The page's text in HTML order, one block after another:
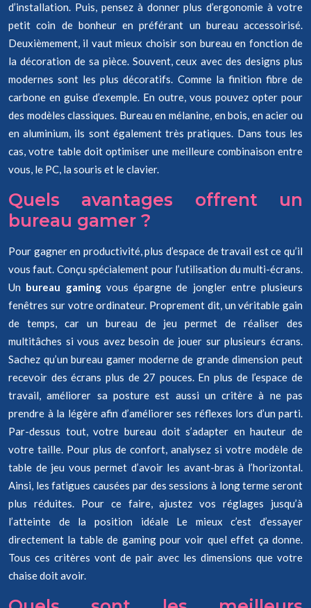
d’installation. Puis, pensez à donner plus d’ergonomie à votre
petit coin de bonheur en préférant un bureau accessoirisé.
Deuxièmement, il vaut mieux choisir son bureau en fonction de
la décoration de sa pièce. Souvent, ceux avec des designs plus
modernes sont les plus décoratifs. Comme la finition fibre de
carbone en guise d’exemple. En outre, vous pouvez opter pour
des modèles classiques. Bureau en mélanine, en bois, en acier ou
en aluminium, ils sont également très pratiques. Dans tous les
cas, votre table doit optimiser une meilleure combinaison entre
vous, le PC, la souris et le clavier.
Quels avantages offrent un
bureau gamer ?
Pour gagner en productivité, plus d’espace de travail est ce qu’il
vous faut. Conçu spécialement pour l’utilisation du multi-écrans.
Un bureau gaming vous épargne de jongler entre plusieurs
fenêtres sur votre ordinateur. Proprement dit, un véritable gain
de temps, car un bureau de jeu permet de réaliser des
multitâches si vous avez besoin de jouer sur plusieurs écrans.
Sachez qu’un bureau gamer moderne de grande dimension peut
recevoir des écrans plus de 27 pouces. En plus de l’espace de
travail, améliorer sa posture est aussi un critère à ne pas
prendre à la légère afin d’améliorer ses réflexes lors d’un parti.
Par-dessus tout, votre bureau doit s’adapter en hauteur de
votre taille. Pour plus de confort, analysez si votre modèle de
table de jeu vous permet d’avoir les avant-bras à l’horizontal.
Ainsi, les fatigues causées par des sessions à long terme seront
plus réduites. Pour ce faire, ajustez vos réglages jusqu’à
l’atteinte de la position idéale Le mieux c’est d’essayer
directement la table de gaming pour voir quel effet ça donne.
Tous ces critères vont de pair avec les dimensions que votre
chaise doit avoir.